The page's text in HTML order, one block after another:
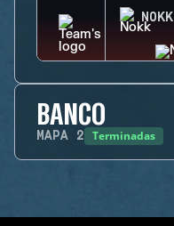
NOKK
BANCO
MAPA 2 Terminadas